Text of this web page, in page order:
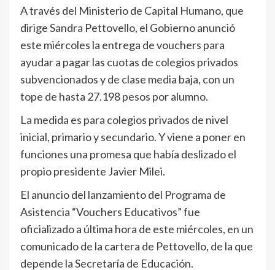
A través del Ministerio de Capital Humano, que
dirige Sandra Pettovello, el Gobierno anunció
este miércoles la entrega de vouchers para
ayudar a pagar las cuotas de colegios privados
subvencionados y de clase media baja, con un
tope de hasta 27.198 pesos por alumno.
La medida es para colegios privados de nivel
inicial, primario y secundario. Y viene a poner en
funciones una promesa que había deslizado el
propio presidente Javier Milei.
El anuncio del lanzamiento del Programa de
Asistencia “Vouchers Educativos” fue
oficializado a última hora de este miércoles, en un
comunicado de la cartera de Pettovello, de la que
depende la Secretaría de Educación.